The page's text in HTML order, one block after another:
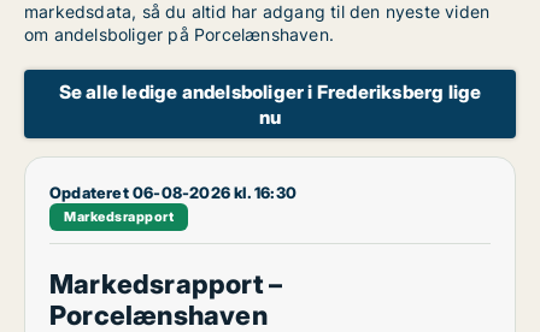
markedsdata, så du altid har adgang til den nyeste viden
om andelsboliger på Porcelænshaven.
Se alle ledige andelsboliger i Frederiksberg lige
nu
Opdateret 06-08-2026 kl. 16:30
Markedsrapport
Markedsrapport –
Porcelænshaven